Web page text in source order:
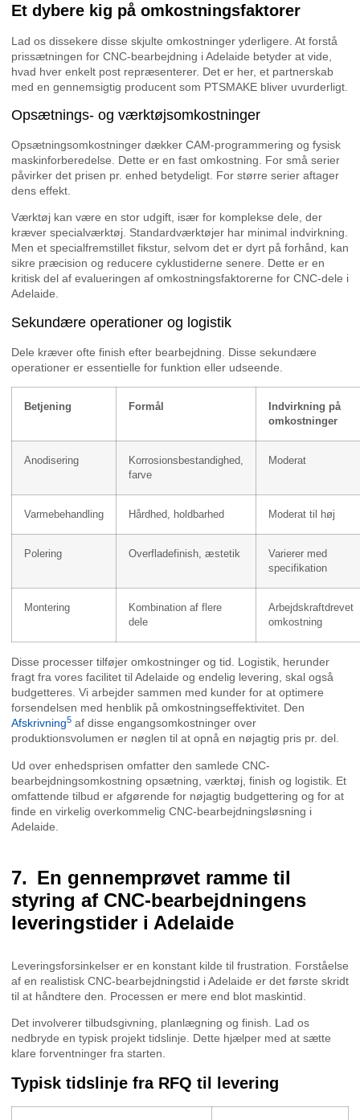
Et dybere kig på omkostningsfaktorer
Lad os dissekere disse skjulte omkostninger yderligere. At forstå
prissætningen for CNC-bearbejdning i Adelaide betyder at vide,
hvad hver enkelt post repræsenterer. Det er her, et partnerskab
med en gennemsigtig producent som PTSMAKE bliver uvurderligt.
Opsætnings- og værktøjsomkostninger
Opsætningsomkostninger dækker CAM-programmering og fysisk
maskinforberedelse. Dette er en fast omkostning. For små serier
påvirker det prisen pr. enhed betydeligt. For større serier aftager
dens effekt.
Værktøj kan være en stor udgift, især for komplekse dele, der
kræver specialværktøj. Standardværktøjer har minimal indvirkning.
Men et specialfremstillet fikstur, selvom det er dyrt på forhånd, kan
sikre præcision og reducere cyklustiderne senere. Dette er en
kritisk del af evalueringen af omkostningsfaktorerne for CNC-dele i
Adelaide.
Sekundære operationer og logistik
Dele kræver ofte finish efter bearbejdning. Disse sekundære
operationer er essentielle for funktion eller udseende.
Betjening Formål
Indvirkning på
omkostninger
Anodisering
Korrosionsbestandighed,
farve
Moderat
Varmebehandling Hårdhed, holdbarhed Moderat til høj
Polering Overfladefinish, æstetik
Varierer med
specifikation
Montering
Kombination af flere
dele
Arbejdskraftdrevet
omkostning
Disse processer tilføjer omkostninger og tid. Logistik, herunder
fragt fra vores facilitet til Adelaide og endelig levering, skal også
budgetteres. Vi arbejder sammen med kunder for at optimere
forsendelsen med henblik på omkostningseffektivitet. Den
Afskrivning5 af disse engangsomkostninger over
produktionsvolumen er nøglen til at opnå en nøjagtig pris pr. del.
Ud over enhedsprisen omfatter den samlede CNC-
bearbejdningsomkostning opsætning, værktøj, finish og logistik. Et
omfattende tilbud er afgørende for nøjagtig budgettering og for at
finde en virkelig overkommelig CNC-bearbejdningsløsning i
Adelaide.
En gennemprøvet ramme til
styring af CNC-bearbejdningens
leveringstider i Adelaide
Leveringsforsinkelser er en konstant kilde til frustration. Forståelse
af en realistisk CNC-bearbejdningstid i Adelaide er det første skridt
til at håndtere den. Processen er mere end blot maskintid.
Det involverer tilbudsgivning, planlægning og finish. Lad os
nedbryde en typisk projekt tidslinje. Dette hjælper med at sætte
klare forventninger fra starten.
Typisk tidslinje fra RFQ til levering